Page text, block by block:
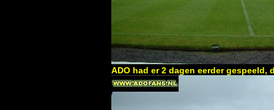
ADO had er 2 dagen eerder gespeeld,